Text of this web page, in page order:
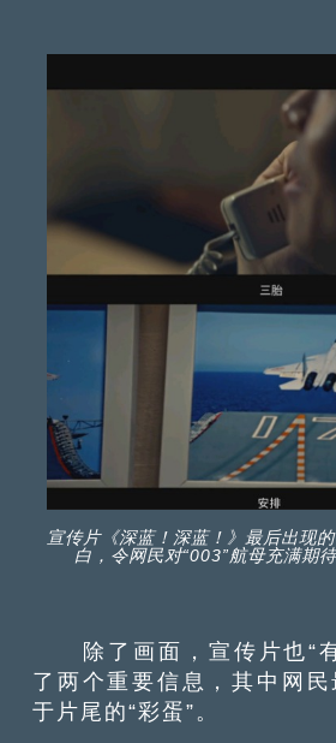
宣传片《深蓝！深蓝！》最后出现的
白，令网民对“003”航母充满期
除了画面，宣传片也“有
了两个重要信息，其中网
于片尾的“彩蛋”。